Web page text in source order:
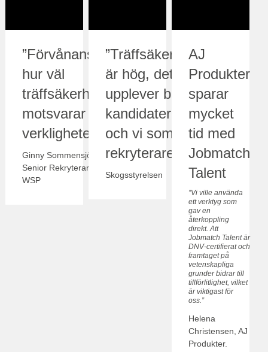
”Förvånansvärt
hur väl
träffsäkerheten
motsvarar
verkligheten”
Ginny Sommensjö,
Senior Rekryterare på
WSP
”Träffsäkerheten
är hög, det
upplever både
kandidaterna
och vi som
rekryterare”
Skogsstyrelsen
AJ
Produkter
sparar
mycket
tid med
Jobmatch
Talent
”Vi ville använda
ett verktyg som
gav en
återkoppling
direkt. Att
Jobmatch Talent är
DNV-certifierat och
framtaget på
vetenskapliga
grunder bidrar till
tillförlitlighet, vilket
är viktigast för
oss.”
Helena
Christensen, AJ
Produkter.